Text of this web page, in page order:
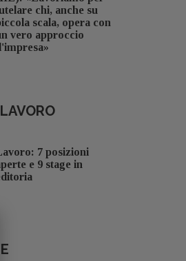
chi, anche su
scala, opera con
vero approccio
7 posizioni
e 9 stage in